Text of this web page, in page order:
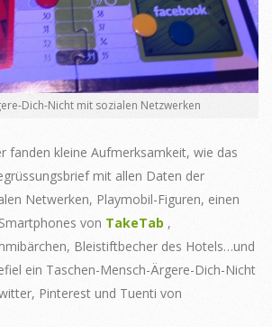
Dich-Nicht mit sozialen Netzwerken
fanden kleine Aufmerksamkeit, wie das
mit allen Daten der
Netwerken, Playmobil-Figuren, einen
von TakeTab ,
Bleistiftbecher des Hotels…und
ein Taschen-Mensch-Ärgere-Dich-Nicht
Pinterest und Tuenti von